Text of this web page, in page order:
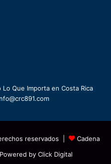
Que Importa en Costa Rica
reservados |
Cadena
by Click Digital